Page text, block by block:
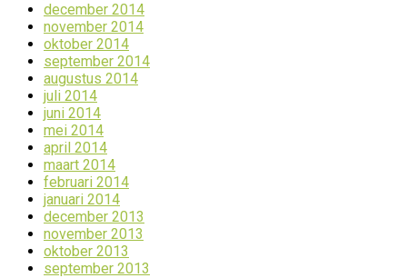
december 2014
november 2014
oktober 2014
september 2014
augustus 2014
juli 2014
juni 2014
mei 2014
april 2014
maart 2014
februari 2014
januari 2014
december 2013
november 2013
oktober 2013
september 2013